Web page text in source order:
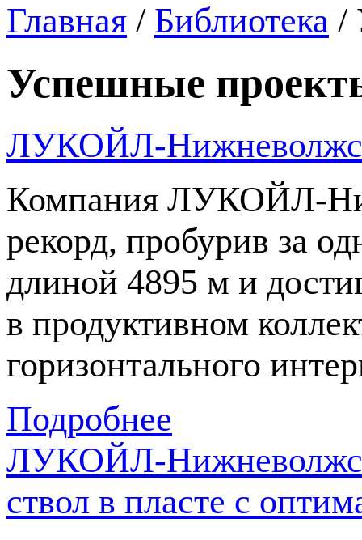
Главная / Библиотека /
Успешные
ЛУКОЙЛ-
Компания ЛУКОЙЛ-
рекорд, пробурив за
длиной 4895 м и
в продуктивном
горизонтального
Подробнее
ЛУКОЙЛ-
ствол в пласте с